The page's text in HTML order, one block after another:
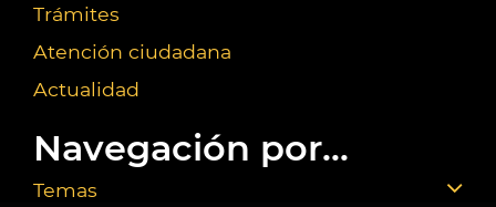
Trámites
Atención ciudadana
Actualidad
Navegación por...
Temas